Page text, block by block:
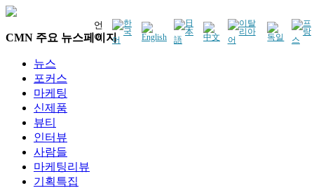
언
어
CMN 주요 뉴스페이지
뉴스
포커스
마케팅
신제품
뷰티
인터뷰
사람들
마케팅리뷰
기획특집